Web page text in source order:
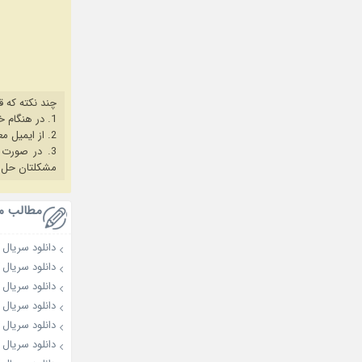
چند نکته که
1. در هنگام خرید حتما از آخرین نسخه مروگر فایرفاکس یا کروم استفاده کنید.
2. از ایمیل معتبر برای ثبت نام استفاده کنید.
3. در صورت بروز هرگونه مشکل در خرید، ابتدا
مشکلتان
مطالب
دانلود سریال My Bias, My Boss 2026
دانلود سریال Dream to You 2026
دانلود سریال Love on the Menu 2026
دانلود سریال The Apartment Job 2026
دانلود سریال Spooky in Love 2026
دانلود سریال OK! Let’s Get Divorced 2026